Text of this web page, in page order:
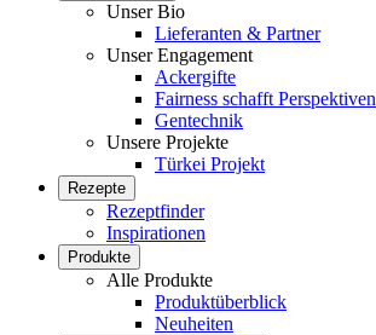
Unser Bio
Lieferanten & Partner
Unser Engagement
Ackergifte
Fairness schafft Perspektiven
Gentechnik
Unsere Projekte
Türkei Projekt
Rezepte
Rezeptfinder
Inspirationen
Produkte
Alle Produkte
Produktüberblick
Neuheiten